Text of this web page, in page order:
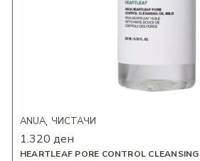
HEARTLEAF PORE CONTROL
ANUA ЧИСТАЧИ
1.320 ден